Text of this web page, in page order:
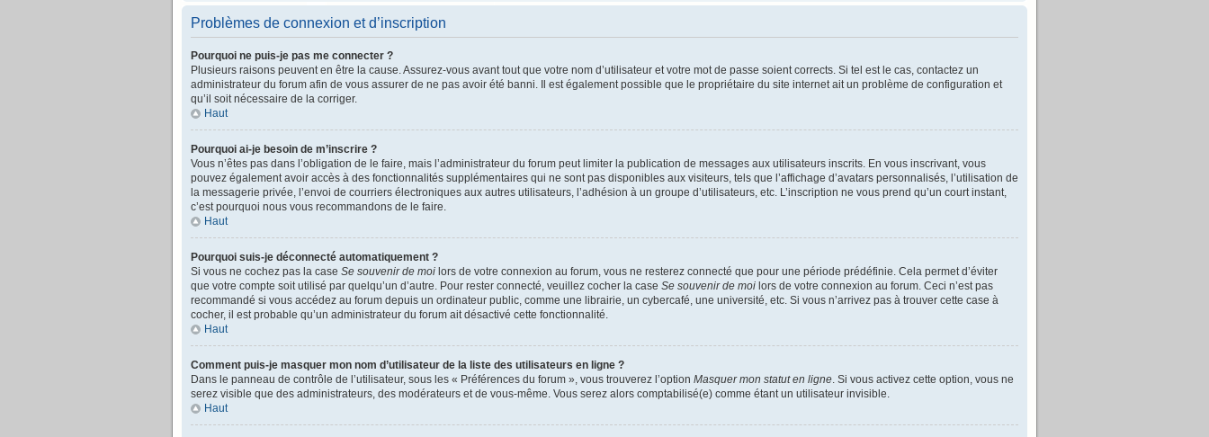
Problèmes de connexion et d’inscription
Pourquoi ne puis-je pas me connecter ?
Plusieurs raisons peuvent en être la cause. Assurez-vous avant tout que votre nom d’utilisateur et votre mot de passe soient corrects. Si tel est le cas, contactez un
administrateur du forum afin de vous assurer de ne pas avoir été banni. Il est également possible que le propriétaire du site internet ait un problème de configuration et
qu’il soit nécessaire de la corriger.
Haut
Pourquoi ai-je besoin de m’inscrire ?
Vous n’êtes pas dans l’obligation de le faire, mais l’administrateur du forum peut limiter la publication de messages aux utilisateurs inscrits. En vous inscrivant, vous
pouvez également avoir accès à des fonctionnalités supplémentaires qui ne sont pas disponibles aux visiteurs, tels que l’affichage d’avatars personnalisés, l’utilisation de
la messagerie privée, l’envoi de courriers électroniques aux autres utilisateurs, l’adhésion à un groupe d’utilisateurs, etc. L’inscription ne vous prend qu’un court instant,
c’est pourquoi nous vous recommandons de le faire.
Haut
Pourquoi suis-je déconnecté automatiquement ?
Si vous ne cochez pas la case Se souvenir de moi lors de votre connexion au forum, vous ne resterez connecté que pour une période prédéfinie. Cela permet d’éviter
que votre compte soit utilisé par quelqu’un d’autre. Pour rester connecté, veuillez cocher la case Se souvenir de moi lors de votre connexion au forum. Ceci n’est pas
recommandé si vous accédez au forum depuis un ordinateur public, comme une librairie, un cybercafé, une université, etc. Si vous n’arrivez pas à trouver cette case à
cocher, il est probable qu’un administrateur du forum ait désactivé cette fonctionnalité.
Haut
Comment puis-je masquer mon nom d’utilisateur de la liste des utilisateurs en ligne ?
Dans le panneau de contrôle de l’utilisateur, sous les « Préférences du forum », vous trouverez l’option Masquer mon statut en ligne. Si vous activez cette option, vous ne
serez visible que des administrateurs, des modérateurs et de vous-même. Vous serez alors comptabilisé(e) comme étant un utilisateur invisible.
Haut